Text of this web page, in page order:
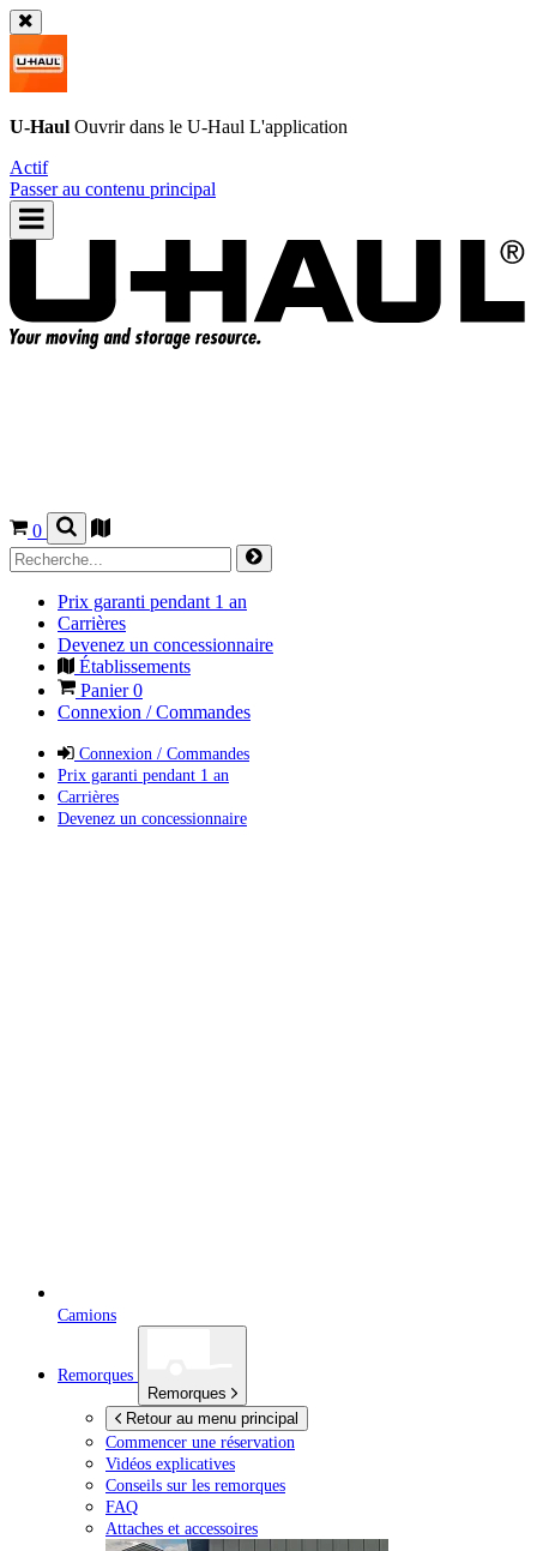
U-Haul Ouvrir dans le U-Haul L'application
Actif
Passer au contenu principal
0
Prix garanti pendant 1 an
Carrières
Devenez un concessionnaire
Établissements
Panier0
Connexion / Commandes
Connexion / Commandes
Prix garanti pendant 1 an
Carrières
Devenez un concessionnaire
Camions
Remorques
Remorques
Retour au menu principal
Commencer une réservation
Vidéos explicatives
Conseils sur les remorques
FAQ
Attaches et accessoires